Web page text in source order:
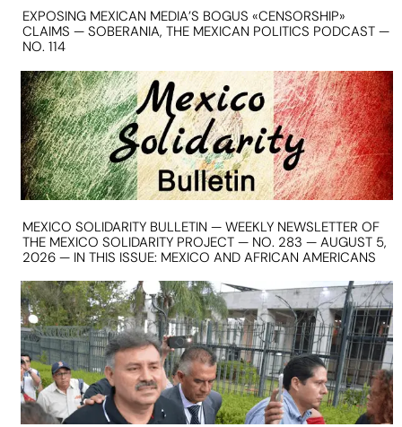
EXPOSING MEXICAN MEDIA’S BOGUS «CENSORSHIP»
CLAIMS — SOBERANIA, THE MEXICAN POLITICS PODCAST —
NO. 114
MEXICO SOLIDARITY BULLETIN — WEEKLY NEWSLETTER OF
THE MEXICO SOLIDARITY PROJECT — NO. 283 — AUGUST 5,
2026 — IN THIS ISSUE: MEXICO AND AFRICAN AMERICANS